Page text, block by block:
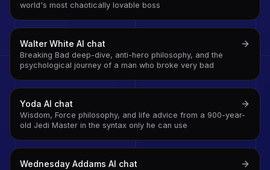
world's most chaotically lovable boss
Walter White AI chat
Breaking Bad deep-dive, anti-hero philosophy, and the
psychological journey of a man who broke very bad
Yoda AI chat
Wisdom, Force philosophy, and life advice from a 900-year-
old Jedi Master in the syntax only he can use
Wednesday Addams AI chat